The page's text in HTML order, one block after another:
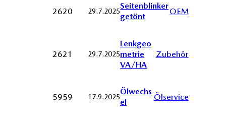
2620 29.7.2025
Seitenblinker
getönt
OEM
2621 29.7.2025
Lenkgeo
metrie
VA/HA
Zubehör
5959 17.9.2025
Ölwechs
el
Ölservice